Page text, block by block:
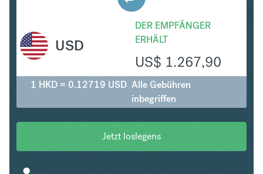
DER EMPFÄNGER
ERHÄLT
US$ 1.267,90
USD
1 HKD = 0.12719 USD Alle Gebühren
inbegriffen
Jetzt loslegens